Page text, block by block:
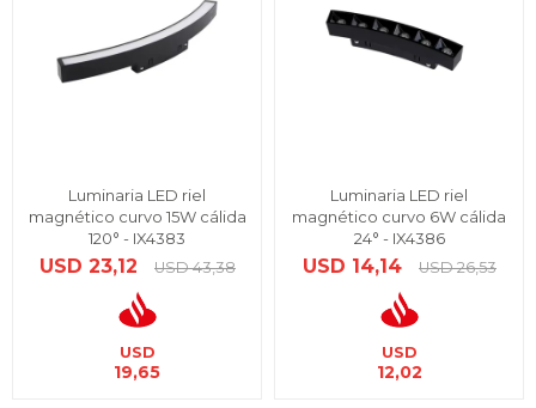
Luminaria LED riel
magnético curvo 15W cálida
120° - IX4383
USD 23,12 USD 43,38
USD
19,65
Luminaria LED riel
magnético curvo 6W cálida
24° - IX4386
USD 14,14 USD 26,53
USD
12,02